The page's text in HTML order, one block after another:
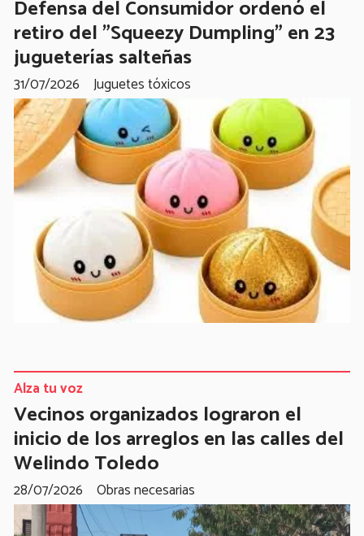
Defensa del Consumidor ordenó el
retiro del "Squeezy Dumpling" en 23
jugueterías salteñas
Juguetes tóxicos
31/07/2026
Vecinos organizados lograron el
inicio de los arreglos en las calles del
Welindo Toledo
Obras necesarias
Alza tu voz
28/07/2026